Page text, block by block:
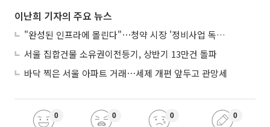
이난희 기자의 주요 뉴스
"완성된 인프라에 몰린다"⋯청약 시장 '정비사업 독주' 42배 격차
서울 집합건물 소유권이전등기, 상반기 13만건 돌파
바닥 찍은 서울 아파트 거래⋯세제 개편 앞두고 관망세
0 0 0 0